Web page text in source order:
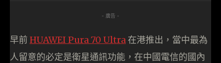
- 廣告 -
早前 HUAWEI Pura 70 Ultra 在港推出，當中最為
人留意的必定是衛星通訊功能，在中國電信的國內